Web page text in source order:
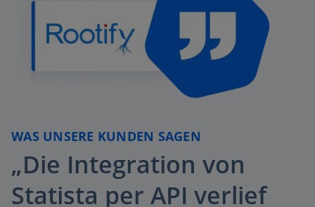
WAS UNSERE KUNDEN SAGEN
„Die Integration von
Statista per API verlief